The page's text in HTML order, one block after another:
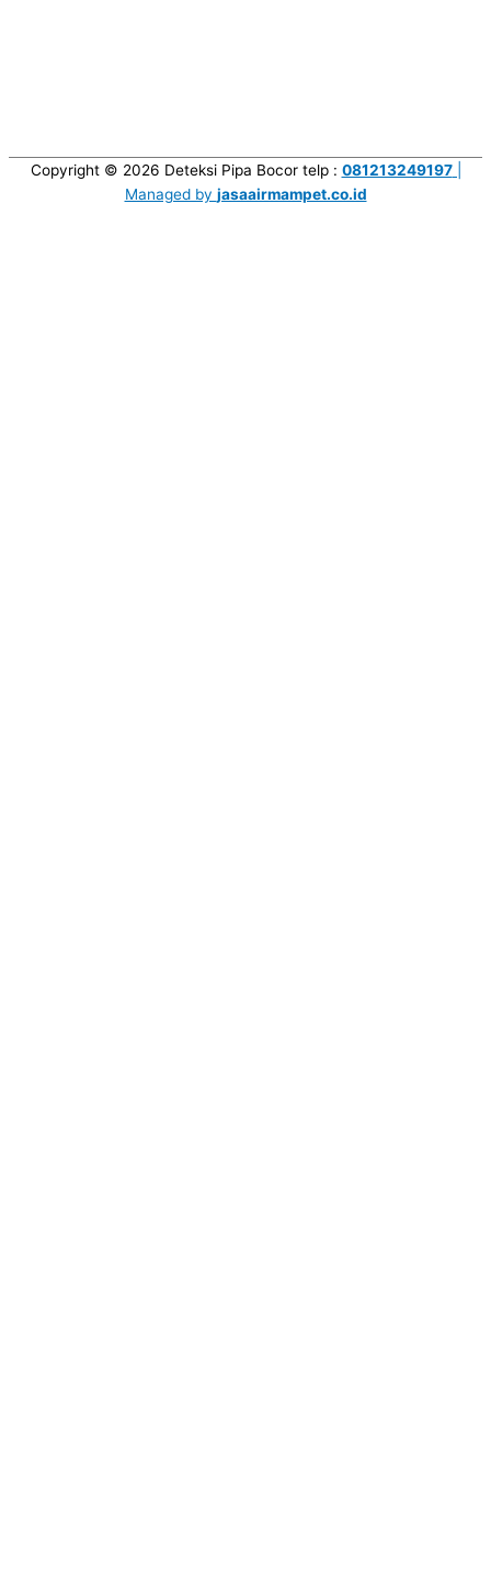
Copyright © 2026 Deteksi Pipa Bocortelp : 081213249197|
Managed by jasaairmampet.co.id